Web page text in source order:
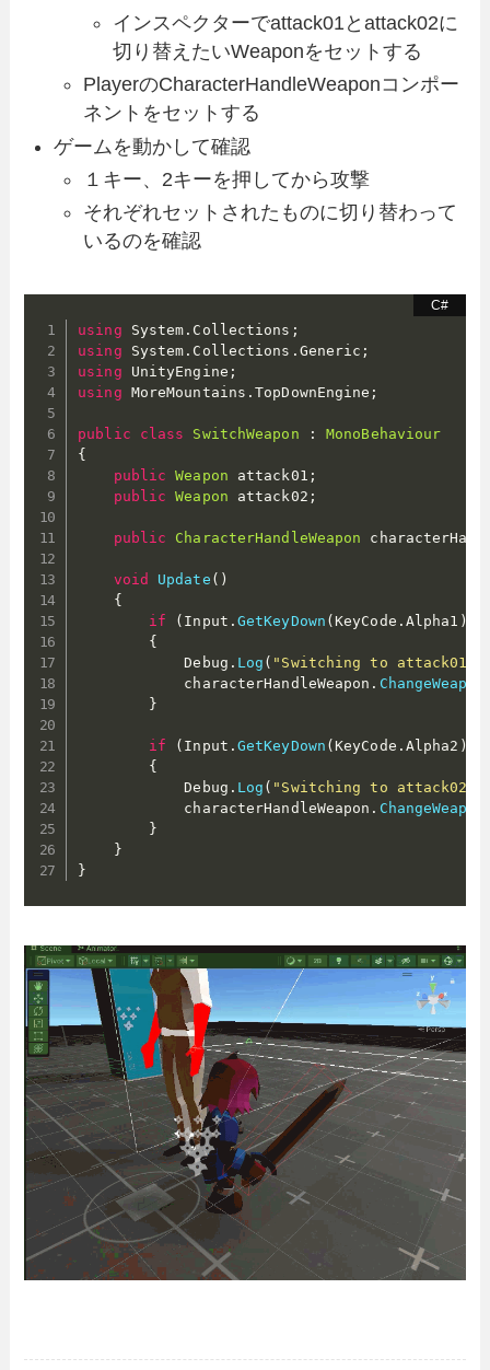
インスペクターでattack01とattack02に
切り替えたいWeaponをセットする
PlayerのCharacterHandleWeaponコンポー
ネントをセットする
ゲームを動かして確認
１キー、2キーを押してから攻撃
それぞれセットされたものに切り替わって
いるのを確認
using System . Collections ;
using System . Collections . Generic ;
using UnityEngine ;
using MoreMountains .TopDownEngine ;
public class SwitchWeapon :
MonoBehaviour
{
public
Weapon attack01 ;
public
Weapon attack02 ;
public CharacterHandleWeapon
void Update ( )
{
if
( Input . GetKeyDown (KeyCode . Alpha1 )
{
            Debug
. Log ( "Switching to attack01"
            characterHandleWeapon
. ChangeWeapon
}
if ( Input . GetKeyDown (KeyCode . Alpha2 )
{
            Debug
. Log ( "Switching to attack02"
            characterHandleWeapon
. ChangeWeapon
}
}
}